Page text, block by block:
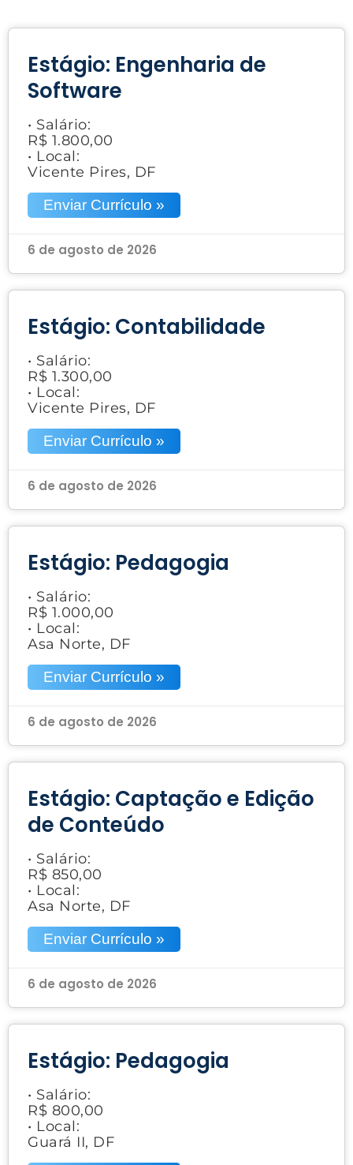
Estágio: Engenharia de
Software
• Salário:
R$ 1.800,00
• Local:
Vicente Pires, DF
Enviar Currículo »
6 de agosto de 2026
Estágio: Contabilidade
• Salário:
R$ 1.300,00
• Local:
Vicente Pires, DF
Enviar Currículo »
6 de agosto de 2026
Estágio: Pedagogia
• Salário:
R$ 1.000,00
• Local:
Asa Norte, DF
Enviar Currículo »
6 de agosto de 2026
Estágio: Captação e Edição
de Conteúdo
• Salário:
R$ 850,00
• Local:
Asa Norte, DF
Enviar Currículo »
6 de agosto de 2026
Estágio: Pedagogia
• Salário:
R$ 800,00
• Local:
Guará II, DF